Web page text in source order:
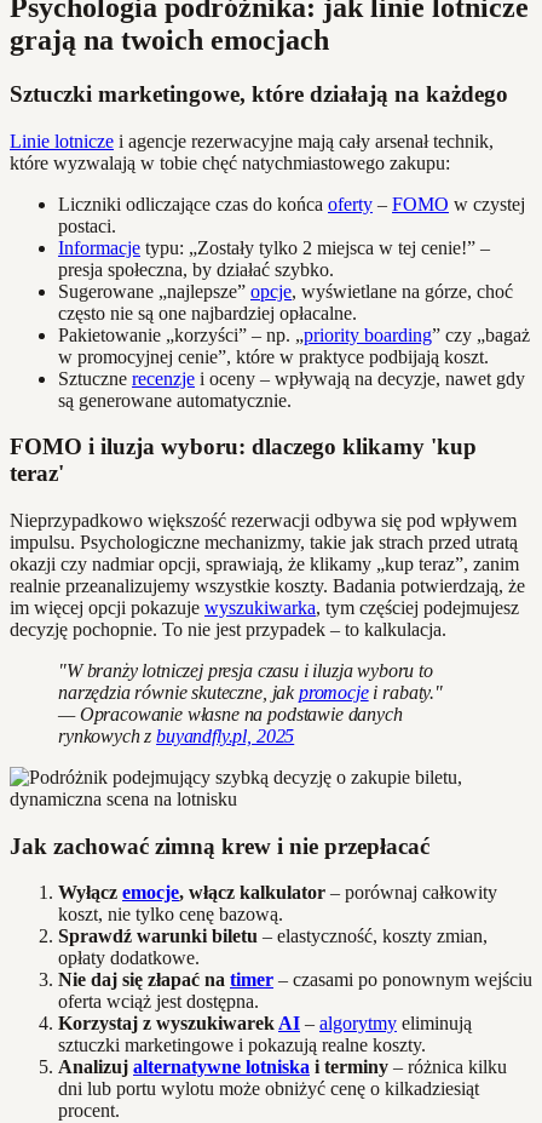
Psychologia podróżnika: jak linie lotnicze
grają na twoich emocjach
Sztuczki marketingowe, które działają na każdego
Linie lotnicze i agencje rezerwacyjne mają cały arsenał technik,
które wyzwalają w tobie chęć natychmiastowego zakupu:
Liczniki odliczające czas do końca oferty – FOMO w czystej
postaci.
Informacje typu: „Zostały tylko 2 miejsca w tej cenie!” –
presja społeczna, by działać szybko.
Sugerowane „najlepsze” opcje, wyświetlane na górze, choć
często nie są one najbardziej opłacalne.
Pakietowanie „korzyści” – np. „priority boarding” czy „bagaż
w promocyjnej cenie”, które w praktyce podbijają koszt.
Sztuczne recenzje i oceny – wpływają na decyzje, nawet gdy
są generowane automatycznie.
FOMO i iluzja wyboru: dlaczego klikamy 'kup
teraz'
Nieprzypadkowo większość rezerwacji odbywa się pod wpływem
impulsu. Psychologiczne mechanizmy, takie jak strach przed utratą
okazji czy nadmiar opcji, sprawiają, że klikamy „kup teraz”, zanim
realnie przeanalizujemy wszystkie koszty. Badania potwierdzają, że
im więcej opcji pokazuje wyszukiwarka, tym częściej podejmujesz
decyzję pochopnie. To nie jest przypadek – to kalkulacja.
"W branży lotniczej presja czasu i iluzja wyboru to
narzędzia równie skuteczne, jakpromocjei rabaty."
— Opracowanie własne na podstawie danych
rynkowych zbuyandfly.pl, 2025
Jak zachować zimną krew i nie przepłacać
Wyłącz emocje, włącz kalkulator – porównaj całkowity
koszt, nie tylko cenę bazową.
Sprawdź warunki biletu – elastyczność, koszty zmian,
opłaty dodatkowe.
Nie daj się złapać na timer – czasami po ponownym wejściu
oferta wciąż jest dostępna.
Korzystaj z wyszukiwarekAI – algorytmy eliminują
sztuczki marketingowe i pokazują realne koszty.
Analizuj alternatywne lotniska i terminy – różnica kilku
dni lub portu wylotu może obniżyć cenę o kilkadziesiąt
procent.